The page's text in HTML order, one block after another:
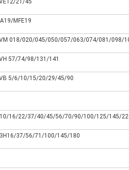
21/45
MFE19
018/020/045/050/057/063/074/081/098/
57/74/98/131/141
5/6/10/15/20/29/45/90
16/22/37/40/45/56/70/90/100/125/145/
37/56/71/100/145/180